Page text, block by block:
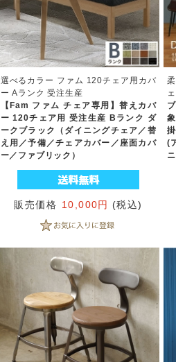
選べるカラー ファム 120チェア用カバ
ー Aランク 受注生産
【Fam ファム チェア専用】替えカバ
ー 120チェア用 受注生産 Bランク ダ
ークブラック（ダイニングチェア／替
え用／予備／チェアカバー／座面カバ
ー／ファブリック）
販売価格 10,000円 (税込)
(